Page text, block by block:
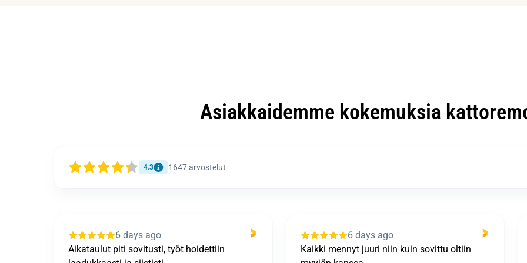
Asiakkaidemme kokemuksia
4.3 1647arvostelut
6 days ago
Kaikki mennyt juuri niin kuin sovittu oltiin
6 days ago
Kokonaisuus kiitettävä. Prosessi eteni